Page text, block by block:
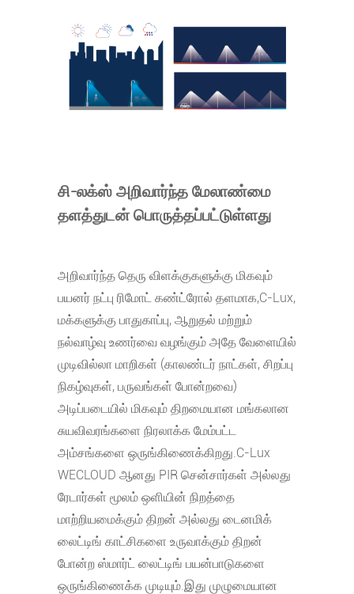
சி-லக்ஸ் அறிவார்ந்த மேலாண்மை
தளத்துடன் பொருத்தப்பட்டுள்ளது
அறிவார்ந்த தெரு விளக்குகளுக்கு மிகவும்
பயனர் நட்பு ரிமோட் கண்ட்ரோல் தளமாக,C-Lux,
மக்களுக்கு பாதுகாப்பு, ஆறுதல் மற்றும்
நல்வாழ்வு உணர்வை வழங்கும் அதே வேளையில்
முடிவில்லா மாறிகள் (காலண்டர் நாட்கள், சிறப்பு
நிகழ்வுகள், பருவங்கள் போன்றவை)
அடிப்படையில் மிகவும் திறமையான மங்கலான
சுயவிவரங்களை நிரலாக்க மேம்பட்ட
அம்சங்களை ஒருங்கிணைக்கிறது.C-Lux
WECLOUD ஆனது PIR சென்சார்கள் அல்லது
ரேடார்கள் மூலம் ஒளியின் நிறத்தை
மாற்றியமைக்கும் திறன் அல்லது டைனமிக்
லைட்டிங் காட்சிகளை உருவாக்கும் திறன்
போன்ற ஸ்மார்ட் லைட்டிங் பயன்பாடுகளை
ஒருங்கிணைக்க முடியும்.இது முழுமையான